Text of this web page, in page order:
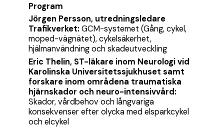
Program
Jörgen Persson, utredningsledare
Trafikverket:GCM-systemet (Gång, cykel,
moped-vägnätet), cykelsäkerhet,
hjälmanvändning och skadeutveckling
Eric Thelin, ST-läkare inom Neurologi vid
Karolinska Universitetssjukhuset samt
forskare inom områdena traumatiska
hjärnskador och neuro-intensivvård:
Skador, vårdbehov och långvariga
konsekvenser efter olycka med elsparkcykel
och elcykel